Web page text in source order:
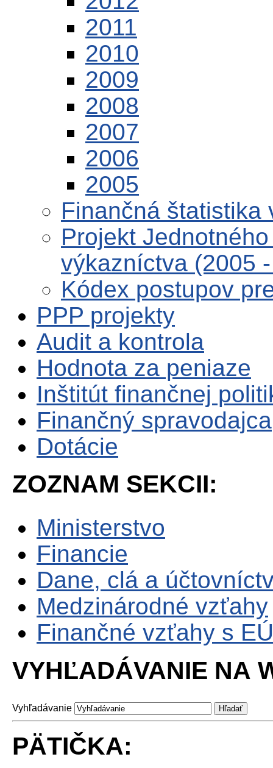
2011
2010
2009
2008
2007
2006
2005
Finančná štatistika
Projekt
výkazníctva (2005
Kódex postupov
PPP projekty
Audit a kontrola
Hodnota za peniaze
Inštitút finančnej
Finančný spravodajca
Dotácie
ZOZNAM SEKCII:
Ministerstvo
Financie
Dane, clá a
Medzinárodné vzťahy
Finančné vzťahy s EÚ
VYHĽADÁVANIE NA
Vyhľadávanie
PÄTIČKA: